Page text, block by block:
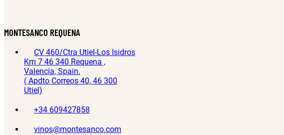
MONTESANCO REQUENA
CV 460/Ctra Utiel-Los Isidros
Km 7 46 340 Requena ,
Valencia, Spain.
( Apdto Correos 40, 46 300
Utiel)
+34 609427858
vinos@montesanco.com